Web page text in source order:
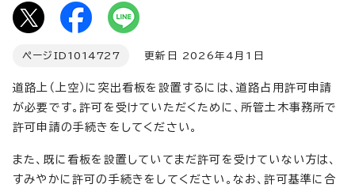
ページID 1014727 更新日 2026年4月1日
道路上（上空）に突出看板を設置するには、道路占用許可申請
が必要です。許可を受けていただくために、所管土木事務所で
許可申請の手続きをしてください。
また、既に看板を設置していてまだ許可を受けていない方は、
すみやかに許可の手続きをしてください。なお、許可基準に合